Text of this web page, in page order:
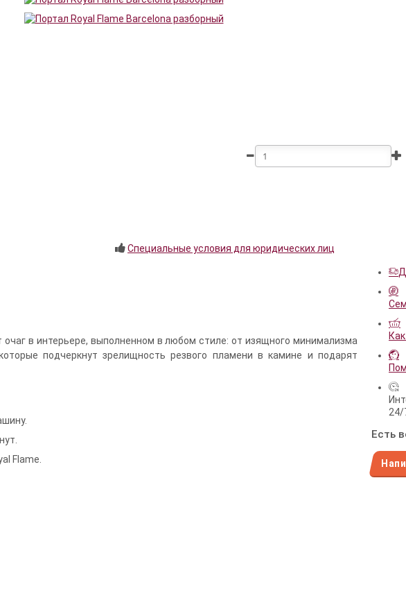
Специальные условия для юридических лиц
24/
Есть
очаг в интерьере, выполненном в любом стиле: от изящного минимализма
подчеркнут зрелищность резвого пламени в камине и подарят
Flame.